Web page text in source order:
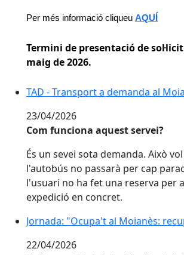
Per més informació cliqueu AQUÍ
Termini de presentació de
maig de 2026.
TAD - Transport a demanda al
TAD - Transport a demanda al
23/04/2026
Com funciona aquest servei?
És un sevei sota demanda. Això
l'autobús no passarà per cap
l'usuari no ha fet una reserva per
expedició en concret.
Jornada: "Ocupa't al Moianès:
Jornada: "Ocupa't al Moianès:
22/04/2026